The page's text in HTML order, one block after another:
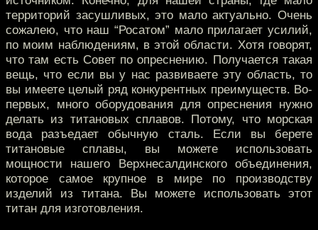
территорий засушливых, это мало актуально. Очень
сожалею, что наш “Росатом” мало прилагает усилий,
по моим наблюдениям, в этой области. Хотя говорят,
что там есть Совет по опреснению. Получается такая
вещь, что если вы у нас развиваете эту область, то
вы имеете целый ряд конкурентных преимуществ. Во-
первых, много оборудования для опреснения нужно
делать из титановых сплавов. Потому, что морская
вода разъедает обычную сталь. Если вы берете
титановые сплавы, вы можете использовать
мощности нашего Верхнесалдинского объединения,
которое самое крупное в мире по производству
изделий из титана. Вы можете использовать этот
титан для изготовления.